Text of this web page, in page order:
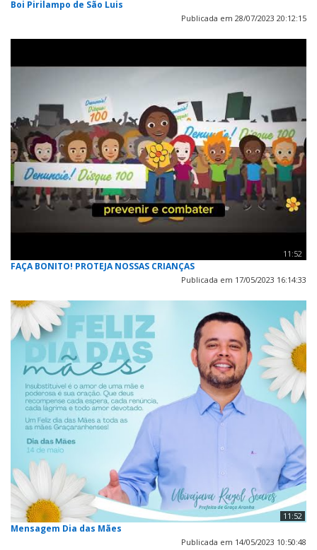
Boi Pirilampo de São Luis
Publicada em 28/07/2023 20:12:15
11:52
FAÇA BONITO! PROTEJA NOSSAS CRIANÇAS
Publicada em 17/05/2023 16:14:33
11:52
Mensagem Dia das Mães
Publicada em 14/05/2023 10:50:48